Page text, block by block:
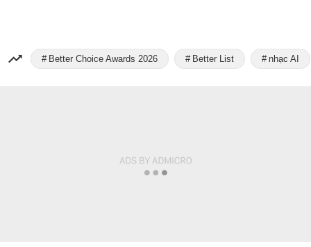
Better Choice Awards 2026 Better List nhạc AI